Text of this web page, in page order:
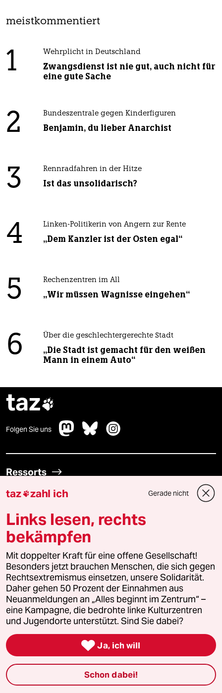
meistkommentiert
1 Wehrplicht in Deutschland
Zwangsdienst ist nie gut, auch nicht für
eine gute Sache
2 Bundeszentrale gegen Kinderfiguren
Benjamin, du lieber Anarchist
3 Rennradfahren in der Hitze
Ist das unsolidarisch?
4 Linken-Politikerin von Angern zur Rente
„Dem Kanzler ist der Osten egal“
5 Rechenzentren im All
„Wir müssen Wagnisse eingehen“
6 Über die geschlechtergerechte Stadt
„Die Stadt ist gemacht für den weißen
Mann in einem Auto“
taz
Folgen Sie uns
Ressorts
Öko
Gesellschaft
Kultur
Sport
Berlin
Nord
Wahrheit
taz zahl ich Gerade nicht
Links lesen, rechts
bekämpfen
Mit doppelter Kraft für eine offene Gesellschaft!
Besonders jetzt brauchen Menschen, die sich gegen
Rechtsextremismus einsetzen, unsere Solidarität.
Daher gehen 50 Prozent der Einnahmen aus
Neuanmeldungen an „Alles beginnt im Zentrum“ –
eine Kampagne, die bedrohte linke Kulturzentren
und Jugendorte unterstützt. Sind Sie dabei?
 Ja, ich will
Schon dabei!